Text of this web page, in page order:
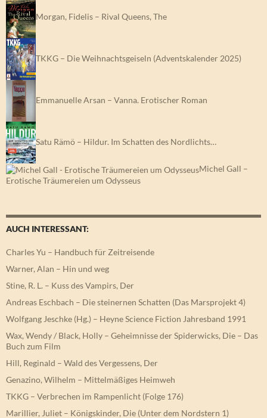
Morgan, Fidelis – Rival Queens, The
TKKG – Die Weihnachtsgeiseln (Adventskalender 2025)
Emmanuelle Arsan – Vanna. Erotischer Roman
Satu Rämö – Hildur. Im Schatten des Nordlichts…
Michel Gall –
Erotische Träumereien um Odysseus
AUCH INTERESSANT:
Charles Yu – Handbuch für Zeitreisende
Warner, Alan – Hin und weg
Stine, R. L. – Kuss des Vampirs, Der
Andreas Eschbach – Die steinernen Schatten (Das Marsprojekt 4)
Wolfgang Jeschke (Hg.) – Heyne Science Fiction Jahresband 1991
Wax, Wendy / Black, Holly – Geheimnisse der Spiderwicks, Die – Das
Buch zum Film
Hill, Reginald – Wald des Vergessens, Der
Genazino, Wilhelm – Mittelmäßiges Heimweh
TKKG – Verbrechen im Rampenlicht (Folge 176)
Marillier, Juliet – Königskinder, Die (Unter dem Nordstern 1)